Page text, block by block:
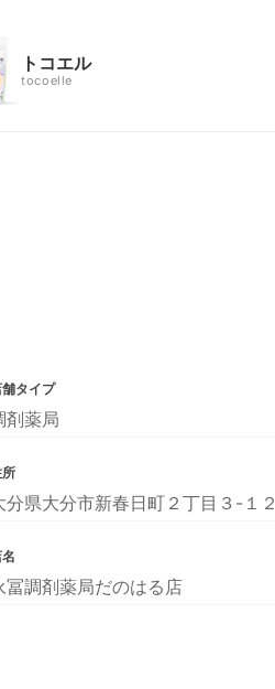
トコエル
tocoelle
タイプ
剤薬局
分県大分市新春日町２丁目３-１２
冨調剤薬局だのはる店